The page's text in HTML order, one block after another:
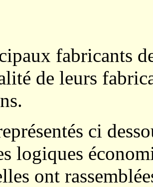
fabricants
de leurs
ci
logiques
ont